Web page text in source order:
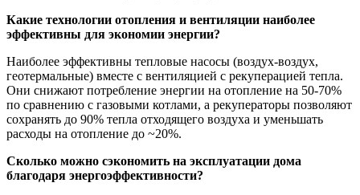
Какие технологии отопления и вентиляции наиболее
эффективны для экономии энергии?
Наиболее эффективны тепловые насосы (воздух-воздух,
геотермальные) вместе с вентиляцией с рекуперацией тепла.
Они снижают потребление энергии на отопление на 50-70%
по сравнению с газовыми котлами, а рекуператоры позволяют
сохранять до 90% тепла отходящего воздуха и уменьшать
расходы на отопление до ~20%.
Сколько можно сэкономить на эксплуатации дома
благодаря энергоэффективности?